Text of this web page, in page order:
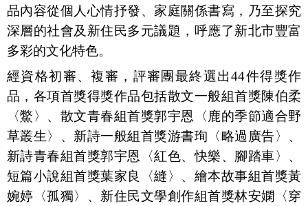
品內容從個人心情抒發、家庭關係書寫，乃至探究
深層的社會及新住民多元議題，呼應了新北市豐富
多彩的文化特色。
經資格初審、複審，評審團最終選出44件得獎作
品，各項首獎得獎作品包括散文一般組首獎陳伯柔
〈鱉〉、散文青春組首獎郭宇恩〈鹿的季節適合野
草叢生〉、新詩一般組首獎游書珣〈略過廣告〉 、
新詩青春組首獎郭宇恩〈紅色、快樂、腳踏車〉 、
短篇小說組首獎葉家良〈縫〉、繪本故事組首獎黃
婉婷〈孤獨〉
、新住民文學創作組首獎林安嫻〈穿